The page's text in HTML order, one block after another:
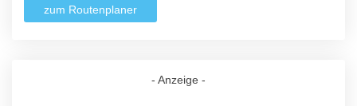
zum Routenplaner
- Anzeige -